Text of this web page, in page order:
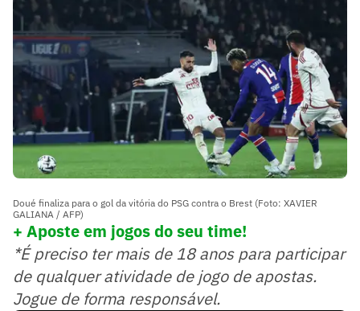
Doué finaliza para o gol da vitória do PSG contra o Brest (Foto: XAVIER
GALIANA / AFP)
+ Aposte em jogos do seu time!
*É preciso ter mais de 18 anos para participar
de qualquer atividade de jogo de apostas.
Jogue de forma responsável.